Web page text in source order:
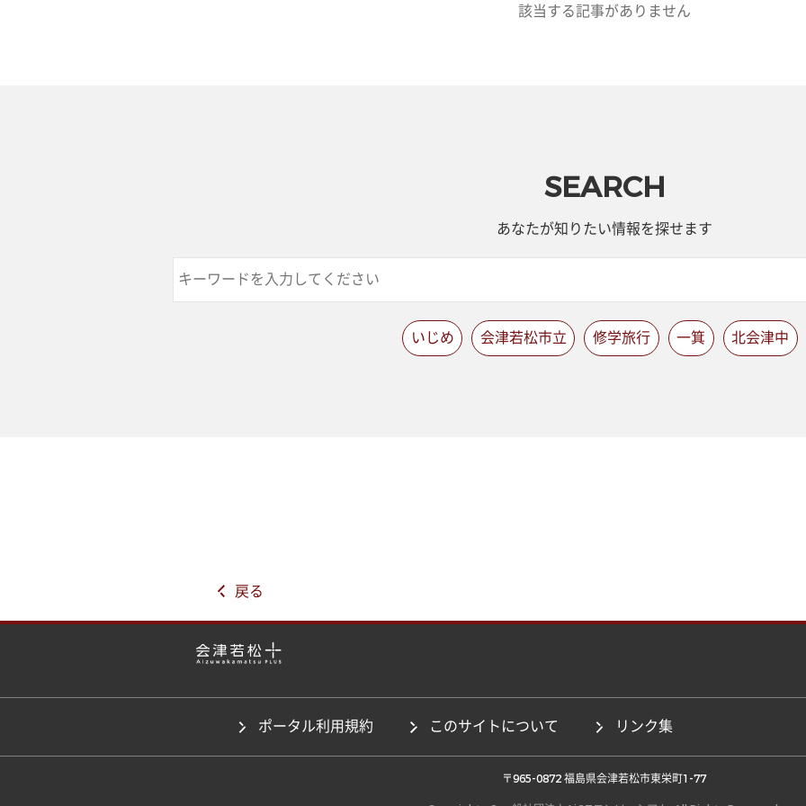
該当する記事がありません
SEARCH
あなたが知りたい情報を探せます
いじめ 会津若松市立 修学旅行 一箕 北会津中
戻る
ポータル利用規約 このサイトについて リンク集
〒965-0872 福島県会津若松市東栄町1-77